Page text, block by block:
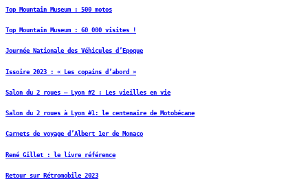
Top Mountain Museum : 500 motos
Top Mountain Museum : 60 000 visites !
Journée Nationale des Véhicules d’Epoque
Issoire 2023 : « Les copains d’abord »
Salon du 2 roues – Lyon #2 : Les vieilles en vie
Salon du 2 roues à Lyon #1: le centenaire de Motobécane
Carnets de voyage d’Albert 1er de Monaco
René Gillet : le livre référence
Retour sur Rétromobile 2023